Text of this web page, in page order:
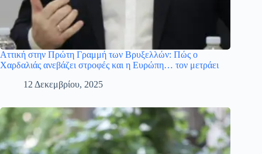
Αττική στην Πρώτη Γραμμή των Βρυξελλών: Πώς ο
Χαρδαλιάς ανεβάζει στροφές και η Ευρώπη… τον μετράει
12 Δεκεμβρίου, 2025